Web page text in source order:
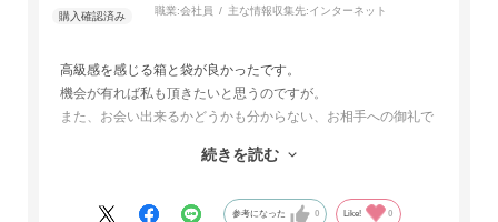
職業:会社員 主な情報収集先:インターネット
高級感を感じる箱と袋が良かったです。
機会が有れば私も頂きたいと思うのですが。
また、お会い出来るかどうかも分からない、お相手への御礼で
けたいと思い、探しました。
続きを読む
参考になった 0 Like! 0